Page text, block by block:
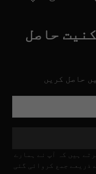
حاصل
حاصل کریں
ہیں کہ آپ نے ہمارے
ذریعے جمع کروائی گئی